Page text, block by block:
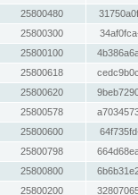
25800480
25800300
25800100
25800618
25800620
25800578
25800600
25800798
25800800
25800200